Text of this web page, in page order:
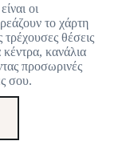
οι
το χάρτη
τρέχουσες θέσεις
κανάλια
προσωρινές
σου.